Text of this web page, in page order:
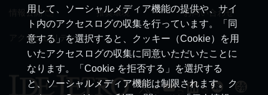
用して、ソーシャルメディア機能の提供や、サイ
ト内のアクセスログの収集を行っています。「同
意する」を選択すると、クッキー（Cookie）を用
いたアクセスログの収集に同意いただいたことに
なります。「Cookie を拒否する」を選択する
と、ソーシャルメディア機能は制限されます。ク
情報公開 推奨環境 お問い合わせ
アクセシビリティ